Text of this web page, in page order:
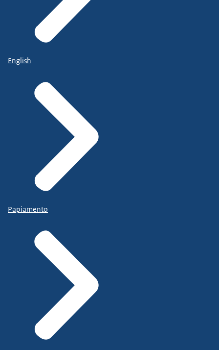
English
Papiamento